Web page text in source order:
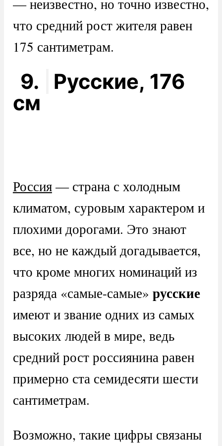
— неизвестно, но точно известно,
что средний рост жителя равен
175 сантиметрам.
9.
Русские, 176
см
Россия— страна с холодным
климатом, суровым характером и
плохими дорогами. Это знают
все, но не каждый догадывается,
что кроме многих номинаций из
разряда «самые-самые» русские
имеют и звание одних из самых
высоких людей в мире, ведь
средний рост россиянина равен
примерно ста семидесяти шести
сантиметрам.
Возможно, такие цифры связаны